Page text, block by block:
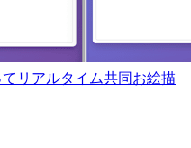
リアルタイム共同お絵描